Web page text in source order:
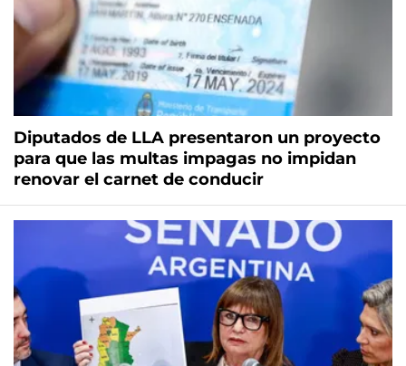
Diputados de LLA presentaron un proyecto
para que las multas impagas no impidan
renovar el carnet de conducir